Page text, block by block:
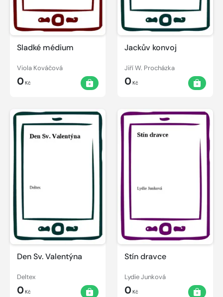
Sladké médium
Viola Kováčová
0Kč
Jackův konvoj
Jiří W. Procházka
0Kč
Den Sv. Valentýna
Deltex
0Kč
Stín dravce
Lydie Junková
0Kč